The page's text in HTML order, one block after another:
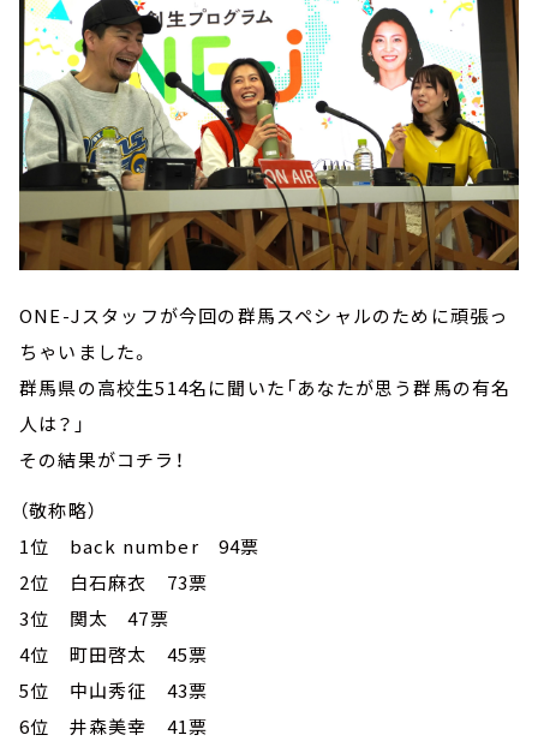
ONE-Jスタッフが今回の群馬スペシャルのために頑張っ
ちゃいました。
群馬県の高校生514名に聞いた「あなたが思う群馬の有名
人は？」
その結果がコチラ！
（敬称略）
1位 back number 94票
2位 白石麻衣 73票
3位 関太 47票
4位 町田啓太 45票
5位 中山秀征 43票
6位 井森美幸 41票